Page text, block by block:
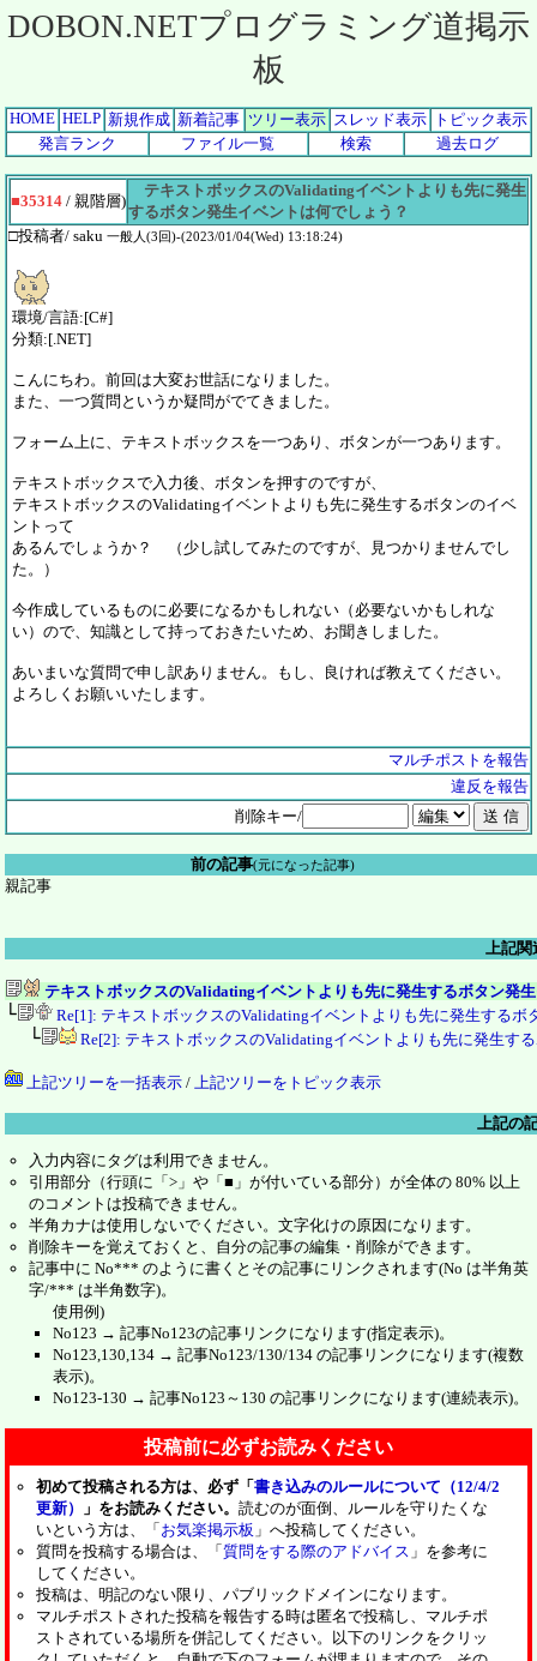
DOBON.NETプログラミング道掲示
板
HOME HELP 新規作成 新着記事 ツリー表示 スレッド表示
トピック表示
発言ランク
ファイル一覧 検索 過去ログ
■35314 / 親階層)
テキストボックスのValidatingイベントよりも先に発生
するボタン発生イベントは何でしょう？
□投稿者/ saku 一般人(3回)-(2023/01/04(Wed) 13:18:24)
環境/言語:[C#]
分類:[.NET]
こんにちわ。前回は大変お世話になりました。
また、一つ質問というか疑問がでてきました。
フォーム上に、テキストボックスを一つあり、ボタンが一つあります。
テキストボックスで入力後、ボタンを押すのですが、
テキストボックスのValidatingイベントよりも先に発生するボタンのイベ
ントって
あるんでしょうか？ （少し試してみたのですが、見つかりませんでし
た。）
今作成しているものに必要になるかもしれない（必要ないかもしれな
い）ので、知識として持っておきたいため、お聞きしました。
あいまいな質問で申し訳ありません。もし、良ければ教えてください。
よろしくお願いいたします。
マルチポストを報告
違反を報告
削除キー/
前の記事(元になった記事)
親記事
上記
テキストボックスのValidatingイベントよりも先に発生するボタン発
└ Re[1]: テキストボックスのValidatingイベントよりも先に発生するボ
└ Re[2]: テキストボックスのValidatingイベントよりも先に発生す
上記ツリーを一括表示 / 上記ツリーをトピック表示
上記の
入力内容にタグは利用できません。
引用部分（行頭に「>」や「■」が付いている部分）が全体の 80% 以上
のコメントは投稿できません。
半角カナは使用しないでください。文字化けの原因になります。
削除キーを覚えておくと、自分の記事の編集・削除ができます。
記事中に No*** のように書くとその記事にリンクされます(No は半角英
字/*** は半角数字)。
使用例)
No123 → 記事No123の記事リンクになります(指定表示)。
No123,130,134 → 記事No123/130/134 の記事リンクになります(複数
表示)。
No123-130 → 記事No123～130 の記事リンクになります(連続表示)。
投稿前に必ずお読みください
初めて投稿される方は、必ず「書き込みのルールについて（12/4/2
更新）
」をお読みください。 読むのが面倒、ルールを守りたくな
いという方は、「お気楽掲示板 」へ投稿してください。
質問を投稿する場合は、「質問をする際のアドバイス 」を参考に
してください。
投稿は、明記のない限り、パブリックドメインになります。
マルチポストされた投稿を報告する時は匿名で投稿し、マルチポ
ストされている場所を併記してください。以下のリンクをクリッ